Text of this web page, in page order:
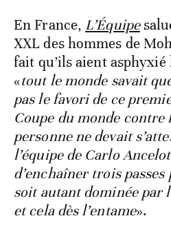
En France, L’Équipe
XXL des hommes de
fait qu’ils aient asphyxié
«tout le monde savait
pas le favori de ce
Coupe du monde contre
personne ne devait
l’équipe de Carlo
d’enchaîner trois
soit autant dominée par
et cela dès l’entame».